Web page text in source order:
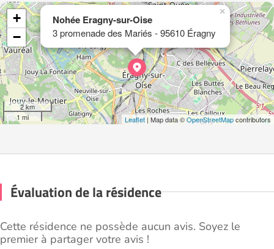
Nohée Eragny-sur-Oise
3 promenade des Mariés - 95610 Éragny
×
+
−
2 km
1 mi
Leaflet| Map data ©OpenStreetMapcontributors
Évaluation de la résidence
Cette résidence ne possède aucun avis. Soyez le
premier à partager votre avis !